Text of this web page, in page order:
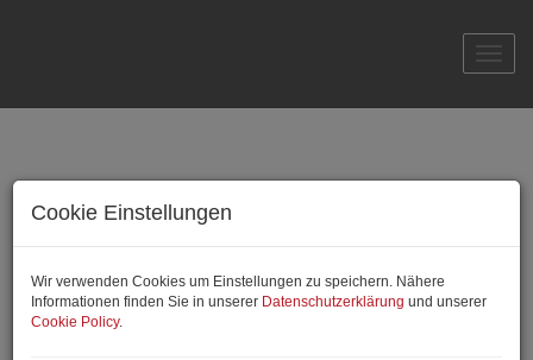
Unsere aktuellen
Projekte
Cookie Einstellungen
Wir verwenden Cookies um Einstellungen zu speichern. Nähere
Informationen finden Sie in unserer Datenschutzerklärung und unserer
Cookie Policy.